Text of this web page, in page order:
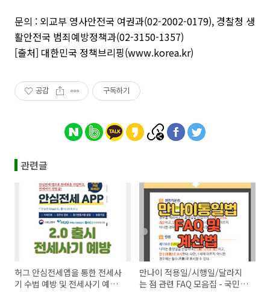
문의 : 외교부 영사안전국 여권과(02-2002-0179), 경찰청 생
활안전국 범죄예방정책과(02-3150-1357)
[출처] 대한민국 정책브리핑(www.korea.kr)
공감 구독하기
관련글
허그 안심전세앱을 통한 전세사
기 수법 예방 및 전세사기 예방
만나이 적용일/시행일/달라지
는 점 관련 FAQ 모음집 - 국민연